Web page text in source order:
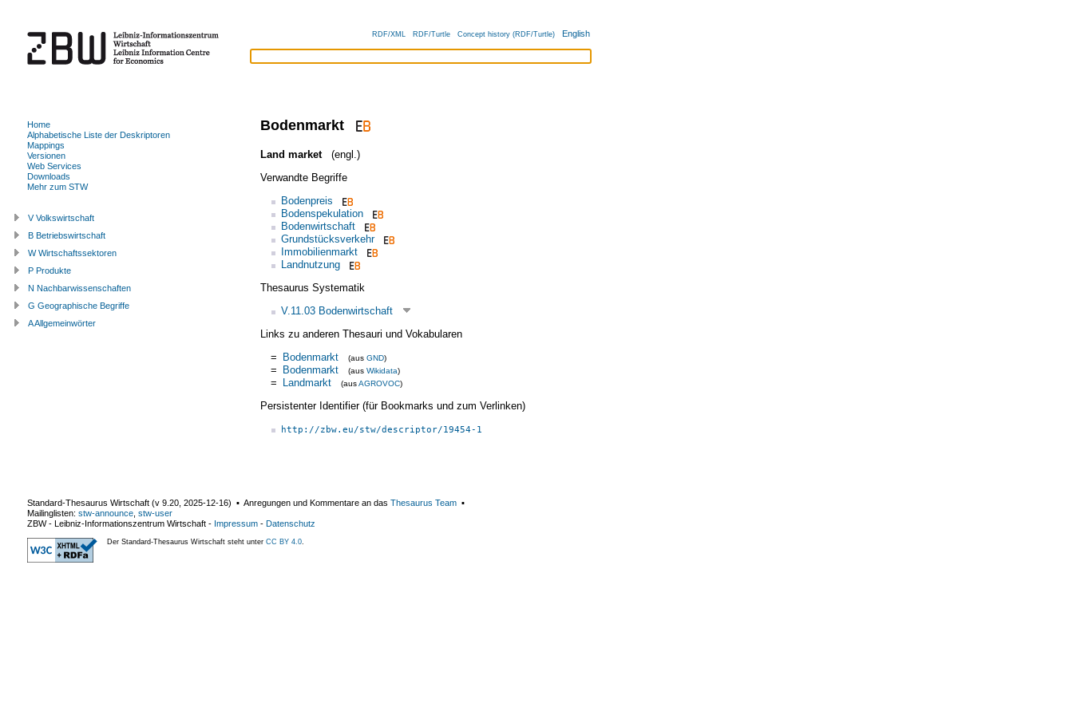
RDF/XML RDF/Turtle Concept history (RDF/Turtle) English
Bodenmarkt
Land market
(engl.)
Verwandte Begriffe
Bodenpreis
Bodenspekulation
Bodenwirtschaft
Grundstücksverkehr
Immobilienmarkt
Landnutzung
Thesaurus Systematik
V.11.03 Bodenwirtschaft
Links zu anderen Thesauri und Vokabularen
= Bodenmarkt (aus GND)
= Bodenmarkt (aus Wikidata)
= Landmarkt (ausAGROVOC)
Persistenter Identifier (für Bookmarks und zum Verlinken)
http://zbw.eu/stw/descriptor/19454-1
Home
Alphabetische Liste der Deskriptoren
Mappings
Versionen
Web Services
Downloads
Mehr zum STW
V Volkswirtschaft
B Betriebswirtschaft
W Wirtschaftssektoren
P Produkte
N Nachbarwissenschaften
G Geographische Begriffe
A Allgemeinwörter
Standard-Thesaurus Wirtschaft (v 9.20 2025-12-16) ▪ Anregungen und Kommentare an das Thesaurus Team ▪
Mailinglisten: stw-announce stw-user
ZBW - Leibniz-Informationszentrum Wirtschaft - Impressum - Datenschutz
Der Standard-Thesaurus Wirtschaft steht unter CC BY 4.0